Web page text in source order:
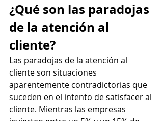
¿Qué son las paradojas
de la atención al
cliente?
Las paradojas de la atención al
cliente son situaciones
aparentemente contradictorias que
suceden en el intento de satisfacer al
cliente. Mientras las empresas